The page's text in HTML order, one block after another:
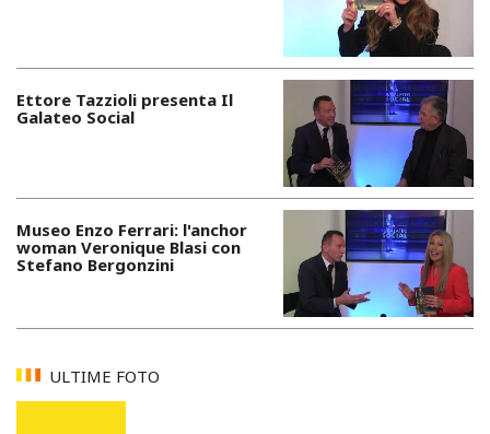
Ettore Tazzioli presenta Il
Galateo Social
Museo Enzo Ferrari: l'anchor
woman Veronique Blasi con
Stefano Bergonzini
ULTIME FOTO